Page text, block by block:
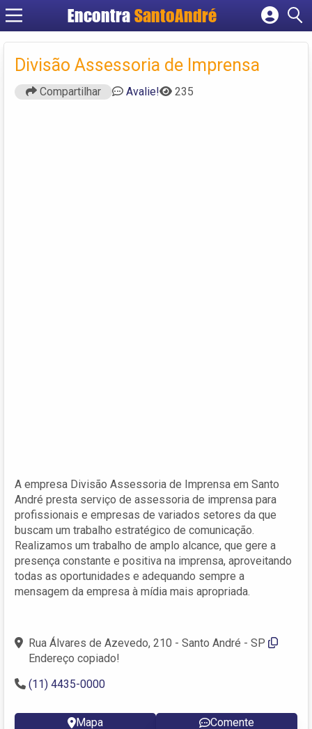
Encontra SantoAndré
Cadastrar empresa
Criar conta
Divisão Assessoria de Imprensa
Compartilhar Avalie! 235
A empresa Divisão Assessoria de Imprensa em Santo
André presta serviço de assessoria de imprensa para
profissionais e empresas de variados setores da que
buscam um trabalho estratégico de comunicação.
Realizamos um trabalho de amplo alcance, que gere a
presença constante e positiva na imprensa, aproveitando
todas as oportunidades e adequando sempre a
mensagem da empresa à mídia mais apropriada.
Rua Álvares de Azevedo, 210 - Santo André - SP
Endereço copiado!
(11) 4435-0000
Mapa Comente